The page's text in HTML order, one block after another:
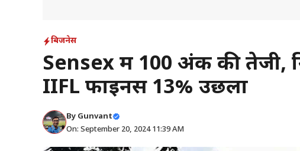
बिजनेस
Sensex में 100 अंक की तेजी,
IIFL फाइनेंस 13% उछला
By Gunvant
On: September 20, 2024 11:39 AM